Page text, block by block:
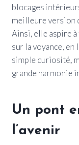
blocages
meilleure version
Ainsi, elle aspire
sur la voyance, en
simple curiosité,
grande harmonie
Un pont
l’avenir